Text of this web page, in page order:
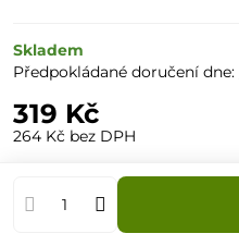
Skladem
Předpokládané doručení dne:
319 Kč
264 Kč bez DPH